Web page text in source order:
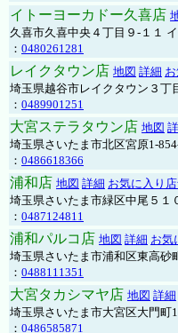
イトーヨーカドー久喜店
久喜市久喜中央４丁目９-１１
： 0480261281
レイクタウン店 地図 詳細
埼玉県越谷市レイクタウン３丁
： 0489901251
大宮ステラタウン店 地図
埼玉県さいたま市北区宮原1-
： 0486618366
浦和店 地図 詳細 お気に入り
埼玉県さいたま市緑区中尾５１
： 0487124811
浦和パルコ店 地図 詳細 お気
埼玉県さいたま市浦和区東高砂
： 0488111351
大宮タカシマヤ店 地図 詳細
埼玉県さいたま市大宮区大門町
： 0486585871